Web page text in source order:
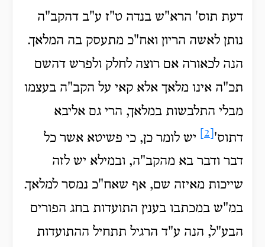
דעת תוס' הרא"ש בנדה ט"ז ע"ב דהקב"ה
נותן לאשה הריון ואח"כ מתעסק בה המלאך.
הנה לכאורה אם רוצה לחלק ולפרש דהשם
תכ"ה אינו מלאך אלא קאי על הקב"ה בעצמו
מבלי התלבשות במלאך, הרי גם אליבא
דתוס'
יש לומר כן, כי פשיטא אשר כל
דבר ודבר בא מהקב"ה, ובמילא יש לזה
שייכות מאיזה שם, אף שאח"כ נמסר למלאך.
במ"ש במכתבו בענין התועדות בחג הפורים
הבע"ל, הנה ע"ד הרגיל תתחיל ההתועדות